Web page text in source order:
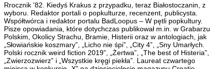
Rrocznik '82. Kiedyś Krakus z przypadku, teraz Białostoczanin, z
wyboru. Redaktor portali o popkulturze, recenzent, publicysta.
Współtwórca i redaktor portalu BadLoopus – W pętli popkultury.
Pisze opowiadania, które dotychczas publikował m.in. w Grabarzu
Polskim, Okolicy Strachu, Bramie, Histerii oraz w antologiach, jak
„Słowiańskie koszmary”, „Licho nie śpi”, „City 4”, „Sny Umarłych.
Polski rocznik weird fiction 2019”, „Żertwa”, „The best of Histeria”,
„Zwierzozwierz” i „Wszystkie kręgi piekła”. Laureat czwartego